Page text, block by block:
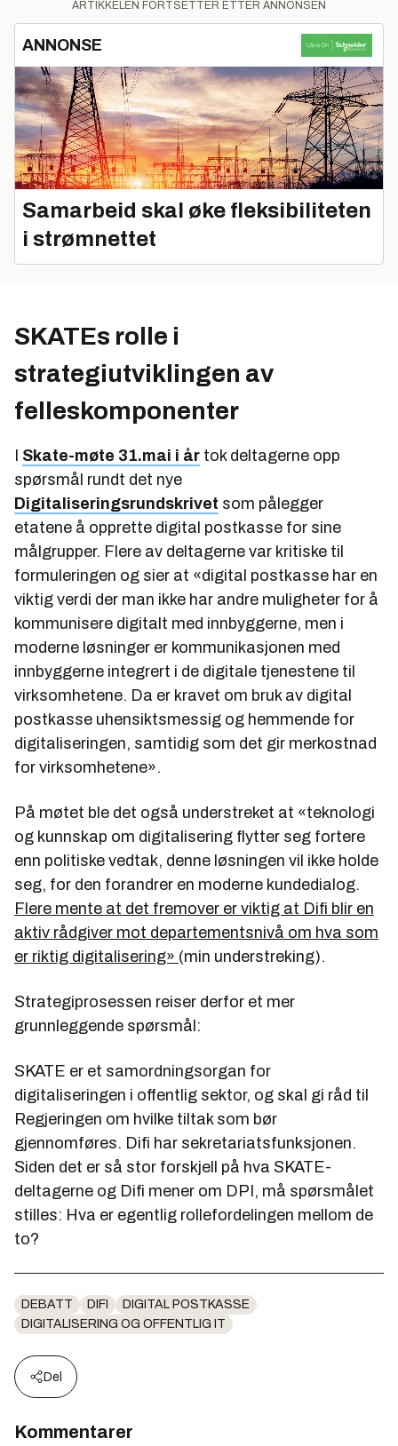
ARTIKKELEN FORTSETTER ETTER ANNONSEN
ANNONSE
Samarbeid skal øke fleksibiliteten
i strømnettet
SKATEs rolle i
strategiutviklingen av
felleskomponenter
I Skate-møte 31.mai i år tok deltagerne opp
spørsmål rundt det nye
Digitaliseringsrundskrivet som pålegger
etatene å opprette digital postkasse for sine
målgrupper. Flere av deltagerne var kritiske til
formuleringen og sier at «digital postkasse har en
viktig verdi der man ikke har andre muligheter for å
kommunisere digitalt med innbyggerne, men i
moderne løsninger er kommunikasjonen med
innbyggerne integrert i de digitale tjenestene til
virksomhetene. Da er kravet om bruk av digital
postkasse uhensiktsmessig og hemmende for
digitaliseringen, samtidig som det gir merkostnad
for virksomhetene».
På møtet ble det også understreket at «teknologi
og kunnskap om digitalisering flytter seg fortere
enn politiske vedtak, denne løsningen vil ikke holde
seg, for den forandrer en moderne kundedialog.
Flere mente at det fremover er viktig at Difi blir en
aktiv rådgiver mot departementsnivå om hva som
er riktig digitalisering» (min understreking).
Strategiprosessen reiser derfor et mer
grunnleggende spørsmål:
SKATE er et samordningsorgan for
digitaliseringen i offentlig sektor, og skal gi råd til
Regjeringen om hvilke tiltak som bør
gjennomføres. Difi har sekretariatsfunksjonen.
Siden det er så stor forskjell på hva SKATE-
deltagerne og Difi mener om DPI, må spørsmålet
stilles: Hva er egentlig rollefordelingen mellom de
to?
DEBATT DIFI
DIGITAL POSTKASSE
DIGITALISERING OG OFFENTLIG IT
Del
Kommentarer